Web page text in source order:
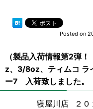
Posted on
（製品入荷情報第2弾
z、3/8oz、ティムコ
ー7 入荷致しました。
寝屋川店 ２０１9